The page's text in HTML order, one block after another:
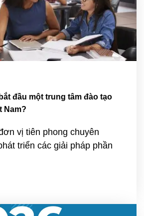
đầu một trung tâm đào tạo
Nam?
vị tiên phong chuyên
triển các giải pháp phần